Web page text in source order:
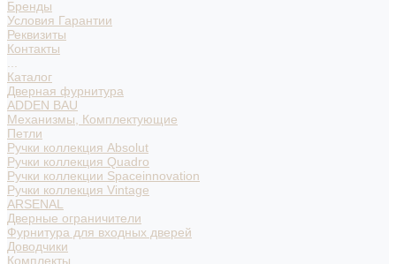
Бренды
Условия Гарантии
Реквизиты
Контакты
Каталог
Дверная фурнитура
ADDEN BAU
Механизмы, Комплектующие
Петли
Ручки коллекция Absolut
Ручки коллекция Quadro
Ручки коллекции Spaceinnovation
Ручки коллекция Vintage
ARSENAL
Дверные ограничители
Фурнитура для входных дверей
Доводчики
Комплекты